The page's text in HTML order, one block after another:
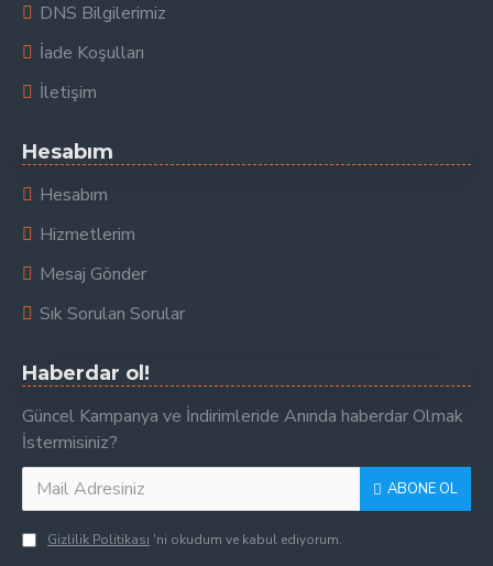
DNS Bilgilerimiz
İade Koşulları
İletişim
Hesabım
Hesabım
Hizmetlerim
Mesaj Gönder
Sık Sorulan Sorular
Haberdar ol!
Güncel Kampanya ve İndirimleride Anında haberdar Olmak
İstermisiniz?
ABONE OL
Gizlilik Politikası 'ni okudum ve kabul ediyorum.